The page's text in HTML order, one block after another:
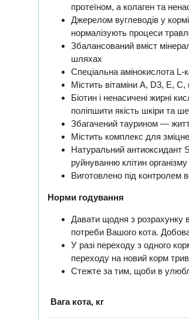
протеїном, а колаген та
Джерелом вуглеводів у
нормалізують процеси
Збалансований вміст
шляхах
Спеціальна амінокислота L-
Містить вітаміни А, D3, Е,
Біотин і ненасичені жирні
поліпшити якість шкіри та
Збагачений таурином —
Містить комплекс для
Натуральний антиоксидант
руйнуванню клітин
Виготовлено під контролем
Норми годування
Давати щодня з розрахунку
потреби Вашого кота.
У разі переходу з одного
переходу на новий корм
Стежте за тим, щоби в
Вага кота, кг